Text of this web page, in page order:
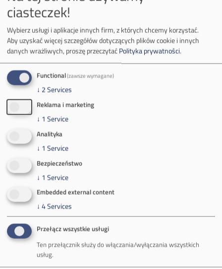
Zakład Górniczy Sobieski
ul. Sulińskiego 2
43-600 Jaworzno
Tel.+48 32 618 50 00
Zakład Górniczy Janina
32-590 Libiąż
Zakład Górniczy Brzeszcze
32-620 Brzeszcze
mail:media@pkw-sa.pl
(poniedziałek-piątek 7:00-15:00)
ciasteczek!
Wybierz usługi i aplikacje innych firm, z których chcemy korzystać.
Aby uzyskać więcej szczegółów dotyczących plików cookie i innych
danych wrażliwych, proszę przeczytaćPolityka prywatności.
Functional(zawsze wymagane)
↓ 2Services
Reklama i marketing
↓ 1 Service
Analityka
↓ 1 Service
Bezpieczeństwo
↓ 1 Service
Embedded external content
↓ 4Services
Przełącz wszystkie usługi
Ten przełącznik służy do włączania/wyłączania wszystkich
usług.